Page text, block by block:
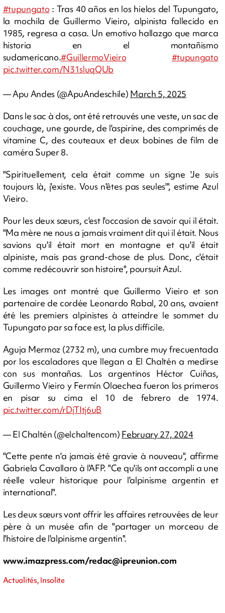
#tupungato : Tras 40 años en los hielos del Tupungato,
la mochila de Guillermo Vieiro, alpinista fallecido en
1985, regresa a casa. Un emotivo hallazgo que marca
historia en el montañismo
sudamericano.#GuillermoVieiro
#tupungato
pic.twitter.com/N31sluqQUb
— Apu Andes (@ApuAndeschile) March 5, 2025
Dans le sac à dos, ont été retrouvés une veste, un sac de
couchage, une gourde, de l'aspirine, des comprimés de
vitamine C, des couteaux et deux bobines de film de
caméra Super 8.
"Spirituellement, cela était comme un signe 'Je suis
toujours là, j'existe. Vous n'êtes pas seules'", estime Azul
Vieiro.
Pour les deux sœurs, c'est l'occasion de savoir qui il était.
"Ma mère ne nous a jamais vraiment dit qui il était. Nous
savions qu'il était mort en montagne et qu'il était
alpiniste, mais pas grand-chose de plus. Donc, c'était
comme redécouvrir son histoire", poursuit Azul.
Les images ont montré que Guillermo Vieiro et son
partenaire de cordée Leonardo Rabal, 20 ans, avaient
été les premiers alpinistes à atteindre le sommet du
Tupungato par sa face est, la plus difficile.
Aguja Mermoz (2732 m), una cumbre muy frecuentada
por los escaladores que llegan a El Chaltén a medirse
con sus montañas. Los argentinos Héctor Cuiñas,
Guillermo Vieiro y Fermín Olaechea fueron los primeros
en pisar su cima el 10 de febrero de 1974.
pic.twitter.com/rDjTItj6uB
— El Chaltén (@elchaltencom) February 27, 2024
"Cette pente n'a jamais été gravie à nouveau", affirme
Gabriela Cavallaro à l'AFP. "Ce qu'ils ont accompli a une
réelle valeur historique pour l'alpinisme argentin et
international".
Les deux sœurs vont offrir les affaires retrouvées de leur
père à un musée afin de "partager un morceau de
l'histoire de l'alpinisme argentin".
www.imazpress.com/redac@ipreunion.com
Actualités, Insolite